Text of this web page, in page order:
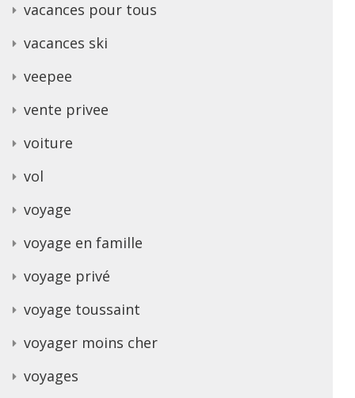
vacances pour tous
vacances ski
veepee
vente privee
voiture
vol
voyage
voyage en famille
voyage privé
voyage toussaint
voyager moins cher
voyages